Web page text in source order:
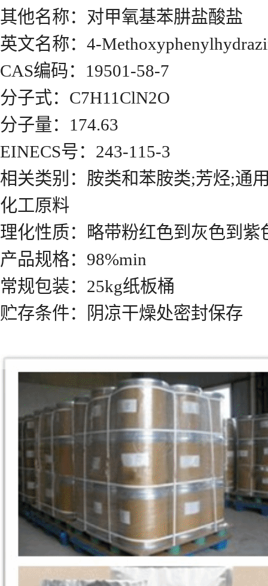
其他名称：对甲氧基苯肼盐酸盐
英文名称：4-
CAS编码：19501-58-7
分子式：C7H11ClN2O
分子量：174.63
EINECS号：243-115-3
相关类别：胺类和苯胺类;芳烃;通
化工原料
理化性质：略带粉红色到灰色到
产品规格：98%min
常规包装：25kg纸板桶
贮存条件：阴凉干燥处密封保存